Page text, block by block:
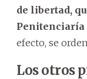
de libertad,
Penitenciaría
efecto, se
Los otros